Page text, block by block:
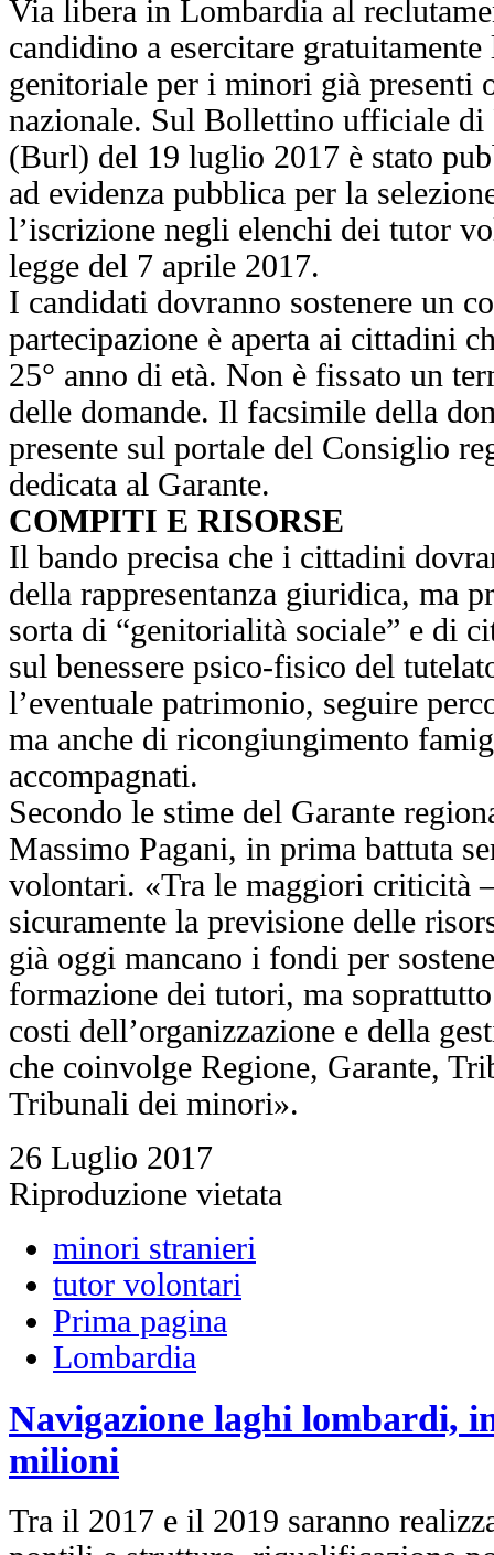
Via libera in Lombardia al
candidino a esercitare
genitoriale per i minori già presenti
nazionale. Sul Bollettino ufficiale di
(Burl) del 19 luglio 2017 è stato
ad evidenza pubblica per la
l’iscrizione negli elenchi dei tutor
legge del 7 aprile 2017.
I candidati dovranno sostenere un
partecipazione è aperta ai cittadini
25° anno di età. Non è fissato un
delle domande. Il facsimile della
presente sul portale del Consiglio
dedicata al Garante.
COMPITI E RISORSE
Il bando precisa che i cittadini
della rappresentanza giuridica, ma
sorta di “genitorialità sociale” e di
sul benessere psico-fisico del
l’eventuale patrimonio, seguire
ma anche di ricongiungimento
accompagnati.
Secondo le stime del Garante
Massimo Pagani, in prima battuta
volontari. «Tra le maggiori criticità
sicuramente la previsione delle
già oggi mancano i fondi per
formazione dei tutori, ma
costi dell’organizzazione e della
che coinvolge Regione, Garante,
Tribunali dei minori».
26 Luglio 2017
Riproduzione vietata
minori stranieri
tutor volontari
Prima pagina
Lombardia
Navigazione laghi lombardi,
milioni
Tra il 2017 e il 2019 saranno